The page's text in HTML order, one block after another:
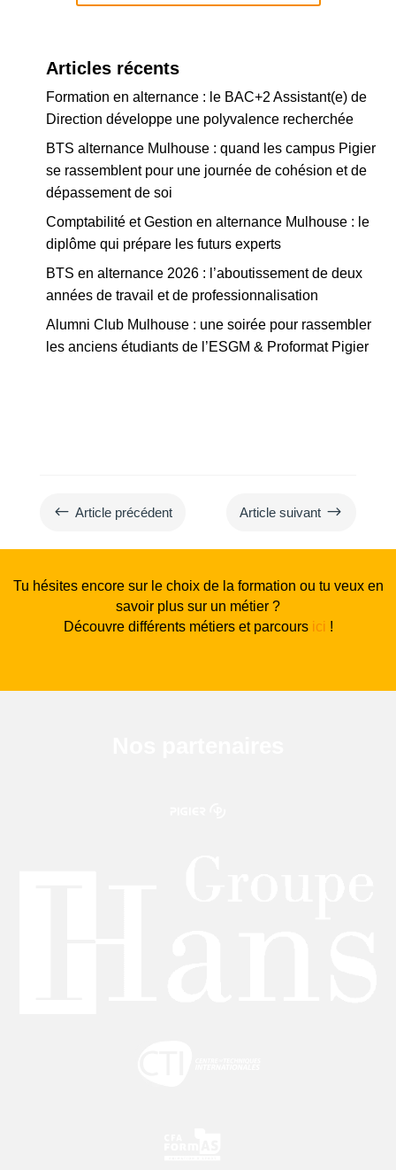
Articles récents
Formation en alternance : le BAC+2 Assistant(e) de
Direction développe une polyvalence recherchée
BTS alternance Mulhouse : quand les campus Pigier
se rassemblent pour une journée de cohésion et de
dépassement de soi
Comptabilité et Gestion en alternance Mulhouse : le
diplôme qui prépare les futurs experts
BTS en alternance 2026 : l’aboutissement de deux
années de travail et de professionnalisation
Alumni Club Mulhouse : une soirée pour rassembler
les anciens étudiants de l’ESGM & Proformat Pigier
# Article précédent Article suivant $
Tu hésites encore sur le choix de la formation ou tu veux en
savoir plus sur un métier ?
Découvre différents métiers et parcours ici !